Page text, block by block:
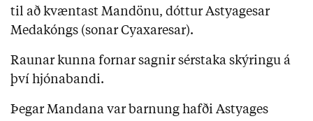
til að kvæntast Mandönu, dóttur Astyagesar
Medakóngs (sonar Cyaxaresar).
Raunar kunna fornar sagnir sérstaka skýringu á
því hjónabandi.
Þegar Mandana var barnung hafði Astyages